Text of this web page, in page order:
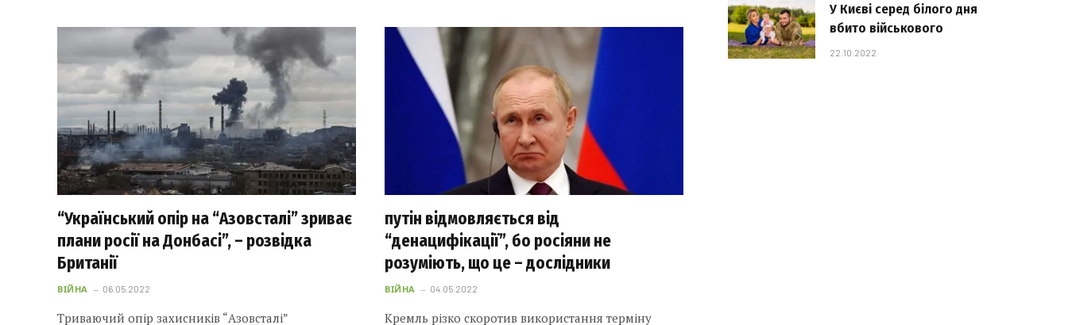
“Український опір на “Азовсталі” зриває
плани росії на Донбасі”, – розвідка
Британії
ВІЙНА 06.05.2022
Триваючий опір захисників “Азовсталі”
путін відмовляється від
“денацифікації”, бо росіяни не
розуміють, що це – дослідники
ВІЙНА 04.05.2022
Кремль різко скоротив використання терміну
У Києві серед білого дня
вбито військового
22.10.2022